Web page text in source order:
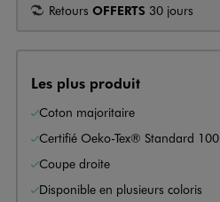
Retours OFFERTS 30 jours
Les plus produit
Coton majoritaire
Certifié Oeko-Tex® Standard 100
Coupe droite
Disponible en plusieurs coloris